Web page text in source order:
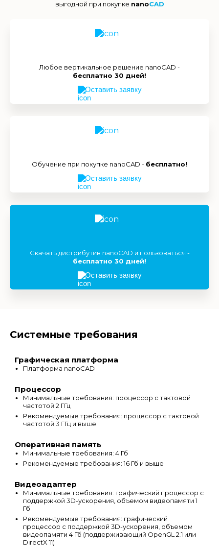
выгодной при покупке nanoCAD
Любое вертикальное решение nanoCAD -
бесплатно 30 дней!
Оставить заявку
Обучение при покупке nanoCAD - бесплатно!
Оставить заявку
Скачать дистрибутив nanoCAD и пользоваться -
бесплатно 30 дней!
Оставить заявку
Системные требования
Графическая платформа
Платформа nanoCAD
Процессор
Минимальные требования: процессор с тактовой
частотой 2 ГГц
Рекомендуемые требования: процессор с тактовой
частотой 3 ГГц и выше
Оперативная память
Минимальные требования: 4 Гб
Рекомендуемые требования: 16 Гб и выше
Видеоадаптер
Минимальные требования: графический процессор с
поддержкой 3D-ускорения, объемом видеопамяти 1
Гб
Рекомендуемые требования: графический
процессор с поддержкой 3D-ускорения, объемом
видеопамяти 4 Гб (поддерживающий OpenGL 2.1 или
DirectX 11)